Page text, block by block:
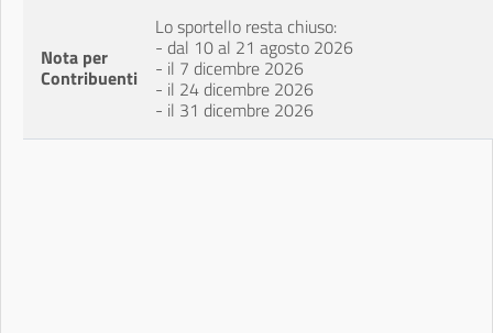
Nota per
Contribuenti
Lo sportello resta chiuso:
- dal 10 al 21 agosto 2026
- il 7 dicembre 2026
- il 24 dicembre 2026
- il 31 dicembre 2026